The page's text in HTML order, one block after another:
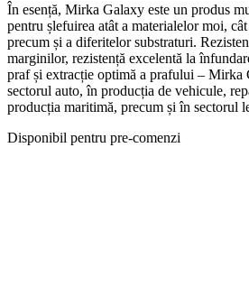
În esență, Mirka Galaxy este un produs
pentru șlefuirea atât a materialelor moi,
precum și a diferitelor substraturi.
marginilor, rezistență excelentă la
praf și extracție optimă a prafului – Mirka
sectorul auto, în producția de vehicule,
producția maritimă, precum și în sectorul
Disponibil pentru pre-comenzi